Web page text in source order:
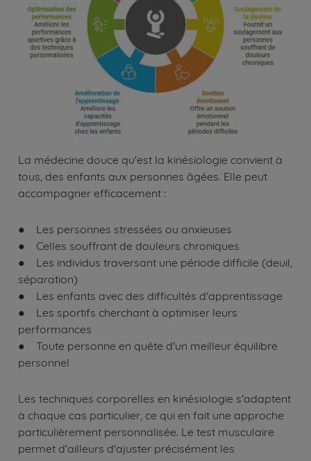
La médecine douce qu'est la kinésiologie convient à
tous, des enfants aux personnes âgées. Elle peut
accompagner efficacement :
● Les personnes stressées ou anxieuses
● Celles souffrant de douleurs chroniques
● Les individus traversant une période difficile (deuil,
séparation)
● Les enfants avec des difficultés d'apprentissage
● Les sportifs cherchant à optimiser leurs
performances
● Toute personne en quête d'un meilleur équilibre
personnel
Les techniques corporelles en kinésiologie s'adaptent
à chaque cas particulier, ce qui en fait une approche
particulièrement personnalisée. Le test musculaire
permet d'ailleurs d'ajuster précisément les